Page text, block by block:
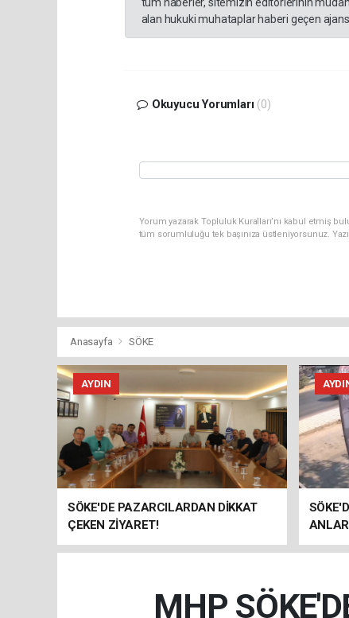
alan hukuki muhataplar haberi geçen
Okuyucu Yorumları (0)
Yorum yazarak Topluluk Kuralları’nı kabul etmiş
tüm sorumluluğu tek başınıza üstleniyorsunuz.
Anasayfa SÖKE
AYDIN
SÖKE'DE PAZARCILARDAN DİKKAT
ÇEKEN ZİYARET!
MHP